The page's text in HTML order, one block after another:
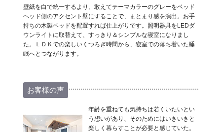
壁紙を白で統一するより、敢えてテーマカラーのグレーをベッド
ヘッド側のアクセント壁にすることで、まとまり感を演出。お手
持ちの木製ベッドを配置すれば仕上がりです。照明器具をLEDダ
ウンライトに取替えて、すっきり＆シンプルな寝室になりまし
た。ＬＤＫでの楽しいくつろぎ時間から、寝室での落ち着いた睡
眠へとつながります。
お客様の声
年齢を重ねても気持ちは若くいたいとい
う想いがあり、そのためにはいきいきと
楽しく暮らすことが必要と感じていた。